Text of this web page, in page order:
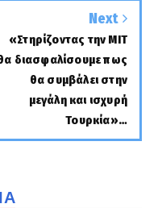
Next
«Στηρίζοντας την ΜΙΤ
διασφαλίσουμε πως
θα συμβάλει στην
μεγάλη και ισχυρή
Τουρκία»…